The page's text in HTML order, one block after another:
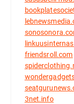
friendsroll.com
3net.info